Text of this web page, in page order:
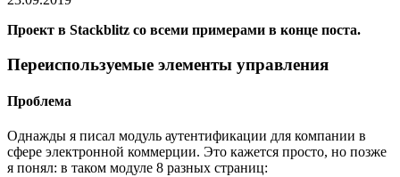
Проект в Stackblitz со всеми примерами в конце поста.
Переиспользуемые элементы управления
Проблема
Однажды я писал модуль аутентификации для компании в
сфере электронной коммерции. Это кажется просто, но позже
я понял: в таком модуле 8 разных страниц: